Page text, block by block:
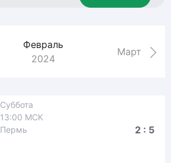
Февраль
2024
Март
Суббота
13:00 МСК
Пермь
2 : 5